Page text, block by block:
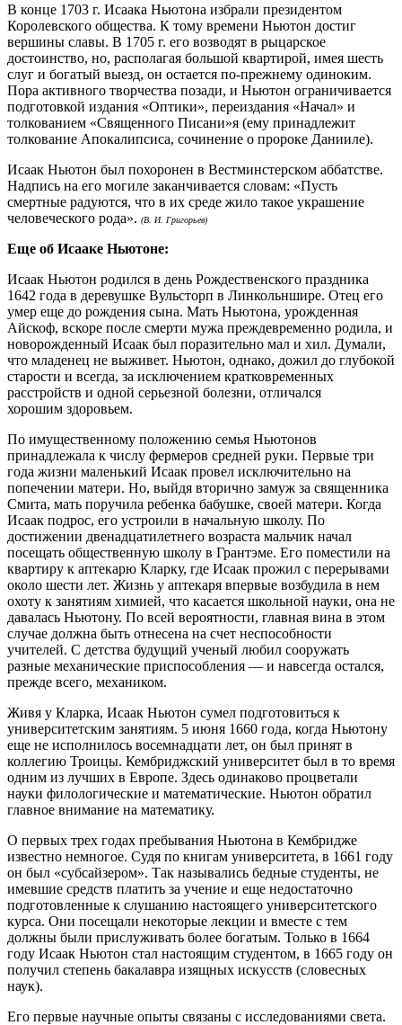
В конце 1703 г. Исаака Ньютона избрали президентом
Королевского общества. К тому времени Ньютон достиг
вершины славы. В 1705 г. его возводят в рыцарское
достоинство, но, располагая большой квартирой, имея шесть
слуг и богатый выезд, он остается по-прежнему одиноким.
Пора активного творчества позади, и Ньютон ограничивается
подготовкой издания «Оптики», переиздания «Начал» и
толкованием «Священного Писани»я (ему принадлежит
толкование Апокалипсиса, сочинение о пророке Данииле).
Исаак Ньютон был похоронен в Вестминстерском аббатстве.
Надпись на его могиле заканчивается словам: «Пусть
смертные радуются, что в их среде жило такое украшение
человеческого рода». (В. И. Григорьев)
Еще об Исааке Ньютоне:
Исаак Ньютон родился в день Рождественского праздника
1642 года в деревушке Вульсторп в Линкольншире. Отец его
умер еще до рождения сына. Мать Ньютона, урожденная
Айскоф, вскоре после смерти мужа преждевременно родила, и
новорожденный Исаак был поразительно мал и хил. Думали,
что младенец не выживет. Ньютон, однако, дожил до глубокой
старости и всегда, за исключением кратковременных
расстройств и одной серьезной болезни, отличался
хорошим здоровьем.
По имущественному положению семья Ньютонов
принадлежала к числу фермеров средней руки. Первые три
года жизни маленький Исаак провел исключительно на
попечении матери. Но, выйдя вторично замуж за священника
Смита, мать поручила ребенка бабушке, своей матери. Когда
Исаак подрос, его устроили в начальную школу. По
достижении двенадцатилетнего возраста мальчик начал
посещать общественную школу в Грантэме. Его поместили на
квартиру к аптекарю Кларку, где Исаак прожил с перерывами
около шести лет. Жизнь у аптекаря впервые возбудила в нем
охоту к занятиям химией, что касается школьной науки, она не
давалась Ньютону. По всей вероятности, главная вина в этом
случае должна быть отнесена на счет неспособности
учителей. С детства будущий ученый любил сооружать
разные механические приспособления — и навсегда остался,
прежде всего, механиком.
Живя у Кларка, Исаак Ньютон сумел подготовиться к
университетским занятиям. 5 июня 1660 года, когда Ньютону
еще не исполнилось восемнадцати лет, он был принят в
коллегию Троицы. Кембриджский университет был в то время
одним из лучших в Европе. Здесь одинаково процветали
науки филологические и математические. Ньютон обратил
главное внимание на математику.
О первых трех годах пребывания Ньютона в Кембридже
известно немногое. Судя по книгам университета, в 1661 году
он был «субсайзером». Так назывались бедные студенты, не
имевшие средств платить за учение и еще недостаточно
подготовленные к слушанию настоящего университетского
курса. Они посещали некоторые лекции и вместе с тем
должны были прислуживать более богатым. Только в 1664
году Исаак Ньютон стал настоящим студентом, в 1665 году он
получил степень бакалавра изящных искусств (словесных
наук).
Его первые научные опыты связаны с исследованиями света.